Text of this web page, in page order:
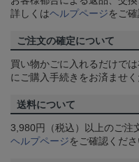
詳しくはヘルプページをご確
ご注文の確定について
買い物かごに入れるだけで
にご購入手続きをお済ませく
送料について
3,980円（税込）以上のご注
ヘルプページをご確認くださ